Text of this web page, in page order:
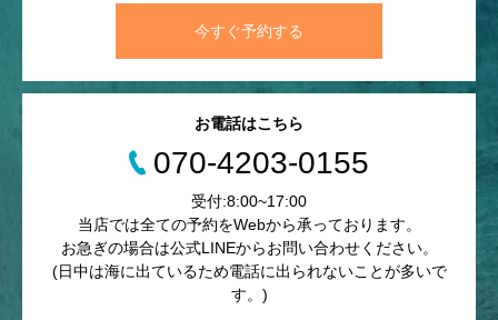
今すぐ予約する
お電話はこちら
070-4203-0155
受付:8:00~17:00
当店では全ての予約をWebから承っております。
お急ぎの場合は公式LINEからお問い合わせください。
(日中は海に出ているため電話に出られないことが多いで
す。)